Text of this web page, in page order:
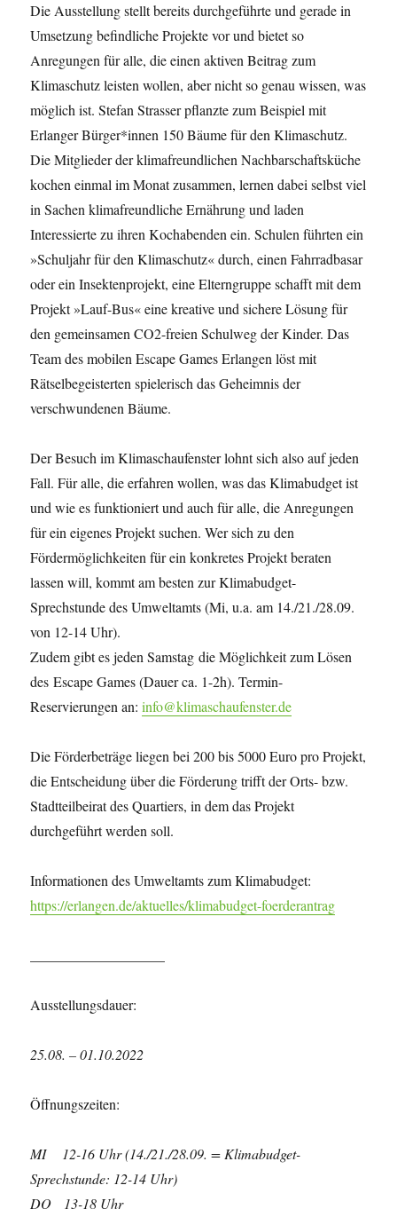
Die Ausstellung stellt bereits durchgeführte und gerade in
Umsetzung befindliche Projekte vor und bietet so
Anregungen für alle, die einen aktiven Beitrag zum
Klimaschutz leisten wollen, aber nicht so genau wissen, was
möglich ist. Stefan Strasser pflanzte zum Beispiel mit
Erlanger Bürger*innen 150 Bäume für den Klimaschutz.
Die Mitglieder der klimafreundlichen Nachbarschaftsküche
kochen einmal im Monat zusammen, lernen dabei selbst viel
in Sachen klimafreundliche Ernährung und laden
Interessierte zu ihren Kochabenden ein. Schulen führten ein
»Schuljahr für den Klimaschutz« durch, einen Fahrradbasar
oder ein Insektenprojekt, eine Elterngruppe schafft mit dem
Projekt »Lauf-Bus« eine kreative und sichere Lösung für
den gemeinsamen CO2-freien Schulweg der Kinder. Das
Team des mobilen Escape Games Erlangen löst mit
Rätselbegeisterten spielerisch das Geheimnis der
verschwundenen Bäume.
Der Besuch im Klimaschaufenster lohnt sich also auf jeden
Fall. Für alle, die erfahren wollen, was das Klimabudget ist
und wie es funktioniert und auch für alle, die Anregungen
für ein eigenes Projekt suchen. Wer sich zu den
Fördermöglichkeiten für ein konkretes Projekt beraten
lassen will, kommt am besten zur Klimabudget-
Sprechstunde des Umweltamts (Mi, u.a. am 14./21./28.09.
von 12-14 Uhr).
Zudem gibt es jeden Samstag die Möglichkeit zum Lösen
des Escape Games (Dauer ca. 1-2h). Termin-
Reservierungen an:info@klimaschaufenster.de
Die Förderbeträge liegen bei 200 bis 5000 Euro pro Projekt,
die Entscheidung über die Förderung trifft der Orts- bzw.
Stadtteilbeirat des Quartiers, in dem das Projekt
durchgeführt werden soll.
Informationen des Umweltamts zum Klimabudget:
https://erlangen.de/aktuelles/klimabudget-foerderantrag
Ausstellungsdauer:
25.08. – 01.10.2022
Öffnungszeiten:
MI 12-16 Uhr (14./21./28.09. = Klimabudget-
Sprechstunde: 12-14 Uhr)
DO
13-18 Uhr